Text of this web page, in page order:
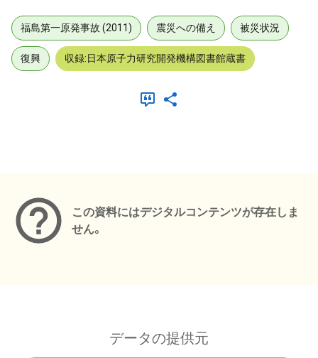
福島第一原発事故 (2011) 震災への備え 被災状況
復興 収録:日本原子力研究開発機構図書館蔵書
この資料にはデジタルコンテンツが存在しま
せん。
データの提供元